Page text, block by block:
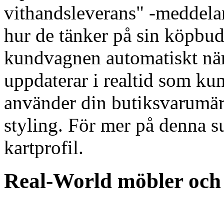
vithandsleverans" -
hur de tänker på sin
kundvagnen automatiskt
uppdaterar i realtid som
använder din
styling. För mer på denna
kartprofil.
Real-World möbler